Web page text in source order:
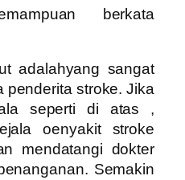
berkata
adalahyang sangat
penderita stroke. Jika
seperti di atas ,
oenyakit stroke
mendatangi dokter
Semakin